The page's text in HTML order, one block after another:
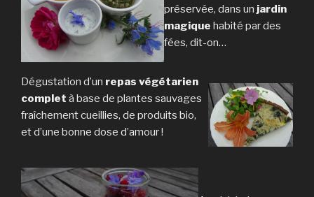
préservée, dans unjardin
magique habité par des
fées, dit-on…
Dégustation d’un repas végétarien
complet à base de plantes sauvages
fraîchement cueillies, de produits bio,
et d’une bonne dose d’amour !